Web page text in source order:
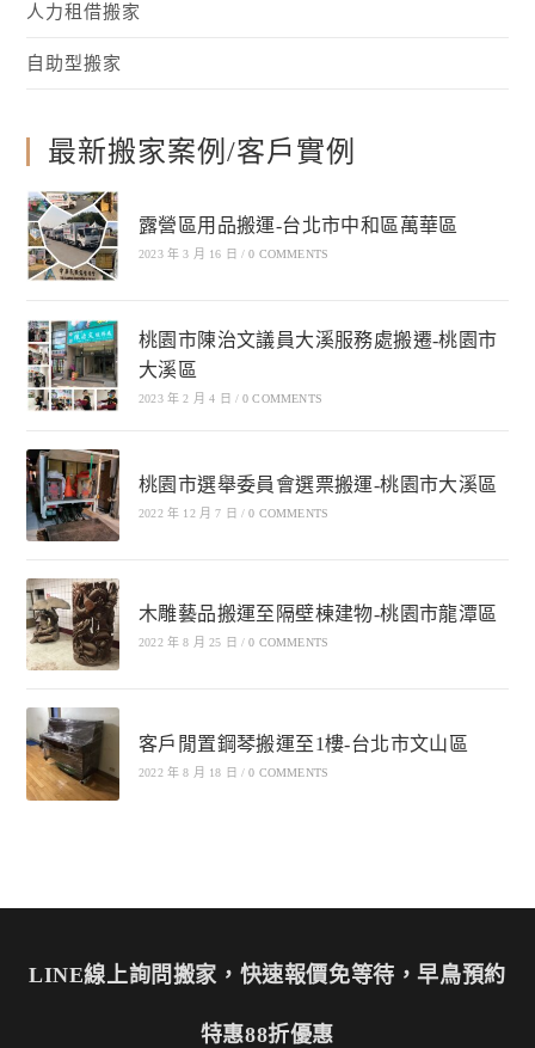
人力租借搬家
自助型搬家
最新搬家案例/客戶實例
露營區用品搬運-台北市中和區萬華區
2023 年 3 月 16 日 / 0 COMMENTS
桃園市陳治文議員大溪服務處搬遷-桃園市
大溪區
2023 年 2 月 4 日 / 0 COMMENTS
桃園市選舉委員會選票搬運-桃園市大溪區
2022 年 12 月 7 日 / 0 COMMENTS
木雕藝品搬運至隔壁棟建物-桃園市龍潭區
2022 年 8 月 25 日 / 0 COMMENTS
客戶閒置鋼琴搬運至1樓-台北市文山區
2022 年 8 月 18 日 / 0 COMMENTS
LINE線上詢問搬家，快速報價免等待，早鳥預約
特惠88折優惠